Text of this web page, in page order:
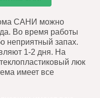
САНИ можно
Во время работы
неприятный запах.
1-2 дня. На
люк
имеет все